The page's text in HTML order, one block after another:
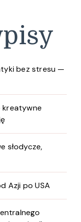
bez stresu —
kreatywne
słodycze,
Azji po USA